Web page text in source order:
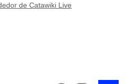
de Catawiki Live